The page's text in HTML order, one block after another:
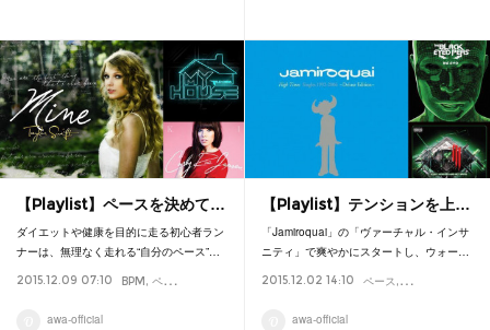
【Playlist】ペースを決めて…
ダイエットや健康を目的に走る初心者ラン
ナーは、無理なく走れる“自分のペース”…
2015.12.09 07:10 BPM ペース マラソン ランニング Playlist
awa-official
【Playlist】テンションを上…
「Jamiroquai」の「ヴァーチャル・インサ
ニティ」で爽やかにスタートし、ウォー…
2015.12.02 14:10 ペース プレイリスト
awa-official